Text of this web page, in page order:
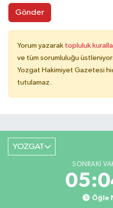
Gönder
Yorum yazarak topluluk
ve tüm sorumluluğu
Yozgat Hakimiyet Gazetesi
tutulamaz.
YOZGAT
SONRAKI
Öğle